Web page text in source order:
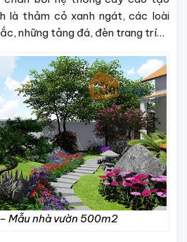
là thảm cỏ xanh ngát, các loài
những tảng đá, đèn trang trí…
Mẫu nhà vườn 500m2